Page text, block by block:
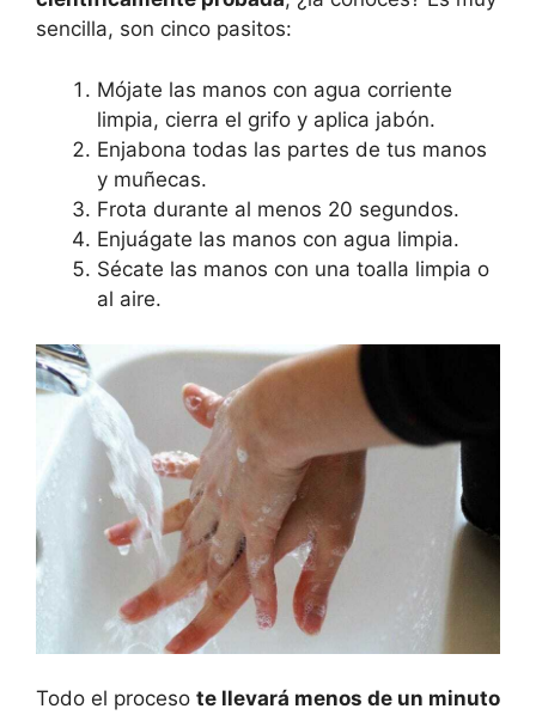
sencilla, son cinco pasitos:
Mójate las manos con agua corriente
limpia, cierra el grifo y aplica jabón.
Enjabona todas las partes de tus manos
y muñecas.
Frota durante al menos 20 segundos.
Enjuágate las manos con agua limpia.
Sécate las manos con una toalla limpia o
al aire.
Todo el proceso te llevará menos de un minuto